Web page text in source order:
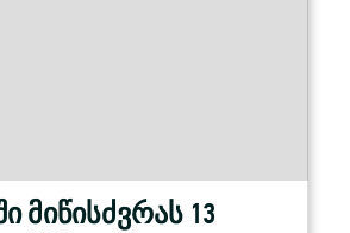
მიწისძვრას 13